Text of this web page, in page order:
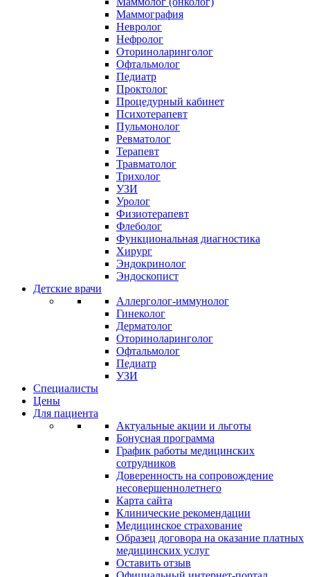
Маммография
Невролог
Нефролог
Оториноларинголог
Офтальмолог
Педиатр
Проктолог
Процедурный кабинет
Психотерапевт
Пульмонолог
Ревматолог
Терапевт
Травматолог
Трихолог
УЗИ
Уролог
Физиотерапевт
Флеболог
Функциональная диагностика
Хирург
Эндокринолог
Эндоскопист
Детские врачи
Аллерголог-иммунолог
Гинеколог
Дерматолог
Оториноларинголог
Офтальмолог
Педиатр
УЗИ
Специалисты
Цены
Для пациента
Актуальные акции и льготы
Бонусная программа
График работы медицинских
сотрудников
Доверенность на сопровождение
несовершеннолетнего
Карта сайта
Клинические рекомендации
Медицинское страхование
Образец договора на оказание платных
медицинских услуг
Оставить отзыв